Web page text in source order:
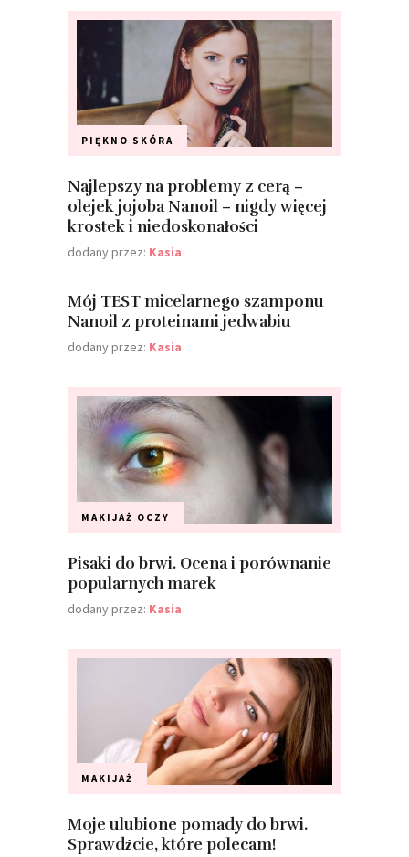
PIĘKNO SKÓRA
Najlepszy na problemy z cerą –
olejek jojoba Nanoil – nigdy więcej
krostek i niedoskonałości
dodany przez: Kasia
Mój TEST micelarnego szamponu
Nanoil z proteinami jedwabiu
dodany przez: Kasia
MAKIJAŻ OCZY
Pisaki do brwi. Ocena i porównanie
popularnych marek
dodany przez: Kasia
MAKIJAŻ
Moje ulubione pomady do brwi.
Sprawdźcie, które polecam!